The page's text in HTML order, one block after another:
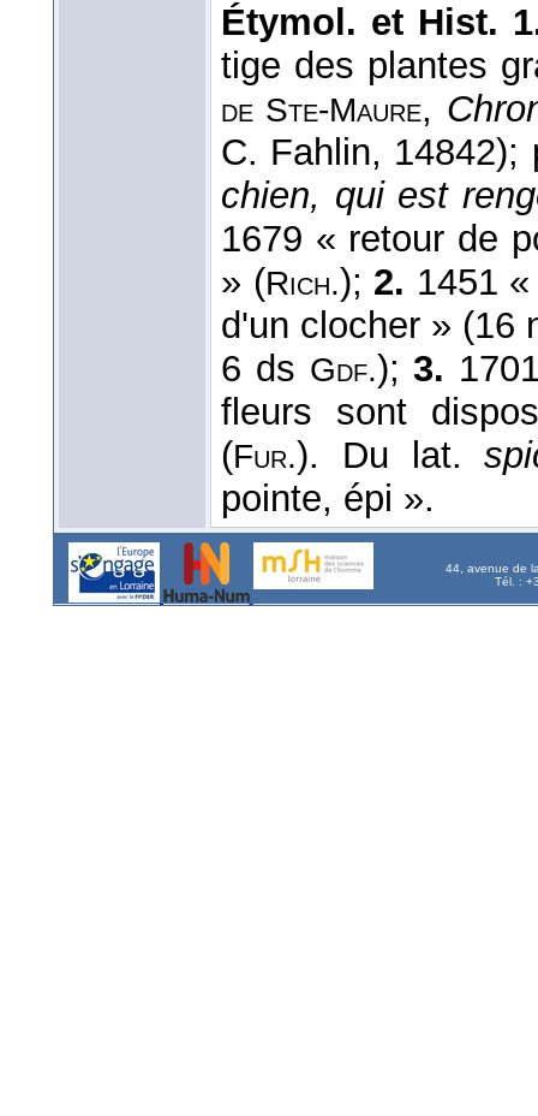
Étymol. et Hist.
tige des plantes
de Ste-Maure,
C. Fahlin,
chien, qui est
1679 « retour de
» (Rich.); 2. 1451
d'un clocher » (16
6 ds Gdf.);3.
fleurs sont
(Fur.). Du lat.
pointe, épi ».
44, avenue de
Tél. :